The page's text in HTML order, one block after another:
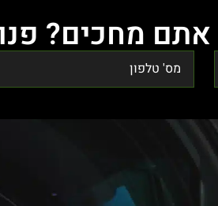
מחכים? פנו